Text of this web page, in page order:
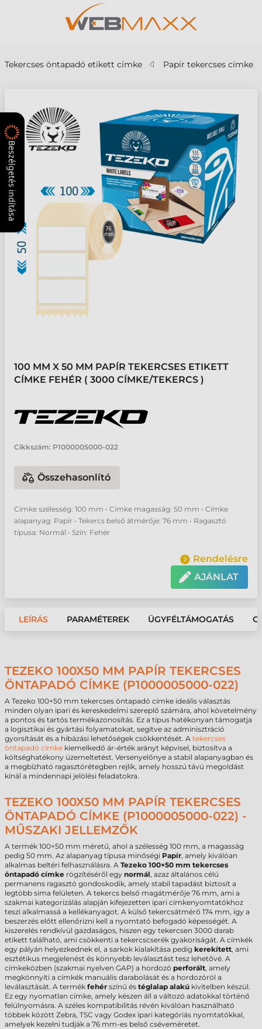
Tekercses öntapadó etikett címke Papír tekercses címke
100 MM X 50 MM PAPÍR TEKERCSES ETIKETT
CÍMKE FEHÉR ( 3000 CÍMKE/TEKERCS )
Cikkszám: P1000005000-022
Összehasonlító
Címke szélesség: 100 mm • Címke magasság: 50 mm • Címke
alapanyag: Papír • Tekercs belső átmérője: 76 mm • Ragasztó
típusa: Normál • Szín: Fehér
Rendelésre
AJÁNLAT
LEÍRÁS PARAMÉTEREK ÜGYFÉLTÁMOGATÁS
TEZEKO 100X50 MM PAPÍR TEKERCSES
ÖNTAPADÓ CÍMKE (P1000005000-022)
A Tezeko 100×50 mm tekercses öntapadó címke ideális választás
minden olyan ipari és kereskedelmi szereplő számára, ahol követelmény
a pontos és tartós termékazonosítás. Ez a típus hatékonyan támogatja
a logisztikai és gyártási folyamatokat, segítve az adminisztráció
gyorsítását és a hibázási lehetőségek csökkentését. A tekercses
öntapadó címke kiemelkedő ár-érték arányt képvisel, biztosítva a
költséghatékony üzemeltetést. Versenyelőnye a stabil alapanyagban és
a megbízható ragasztórétegben rejlik, amely hosszú távú megoldást
kínál a mindennapi jelölési feladatokra.
TEZEKO 100X50 MM PAPÍR TEKERCSES
ÖNTAPADÓ CÍMKE (P1000005000-022) -
MŰSZAKI JELLEMZŐK
A termék 100×50 mm méretű, ahol a szélesség 100 mm, a magasság
pedig 50 mm. Az alapanyag típusa minőségi Papír, amely kiválóan
alkalmas beltéri felhasználásra. A Tezeko 100×50 mm tekercses
öntapadó címke rögzítéséről egy normál, azaz általános célú
permanens ragasztó gondoskodik, amely stabil tapadást biztosít a
legtöbb sima felületen. A tekercs belső magátmérője 76 mm, ami a
szakmai kategorizálás alapján kifejezetten ipari címkenyomtatókhoz
teszi alkalmassá a kellékanyagot. A külső tekercsátmérő 174 mm, így a
beszerzés előtt ellenőrizni kell a nyomtató befogadó képességét. A
kiszerelés rendkívül gazdaságos, hiszen egy tekercsen 3000 darab
etikett található, ami csökkenti a tekercscserék gyakoriságát. A címkék
egy pályán helyezkednek el, a sarkok kialakítása pedig kerekített, ami
esztétikus megjelenést és könnyebb leválasztást tesz lehetővé. A
címkeközben (szakmai nyelven GAP) a hordozó perforált, amely
megkönnyíti a címkék manuális darabolását és a hordozóról a
leválasztását. A termék fehér színű és téglalap alakú kivitelben készül.
Ez egy nyomatlan címke, amely készen áll a változó adatokkal történő
felülnyomásra. A széles kompatibilitás révén kiválóan használható
többek között Zebra, TSC vagy Godex ipari kategóriás nyomtatókkal,
amelyek kezelni tudják a 76 mm-es belső cséveméretet.
Beszélgetés indítása